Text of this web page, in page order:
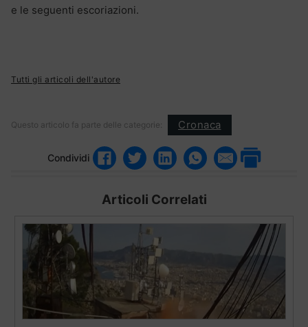
e le seguenti escoriazioni.
Tutti gli articoli dell'autore
Questo articolo fa parte delle categorie: Cronaca
Condividi
Articoli Correlati